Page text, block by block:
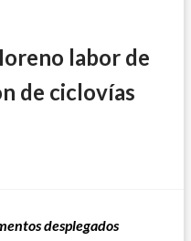
labor de
de ciclovías
desplegados